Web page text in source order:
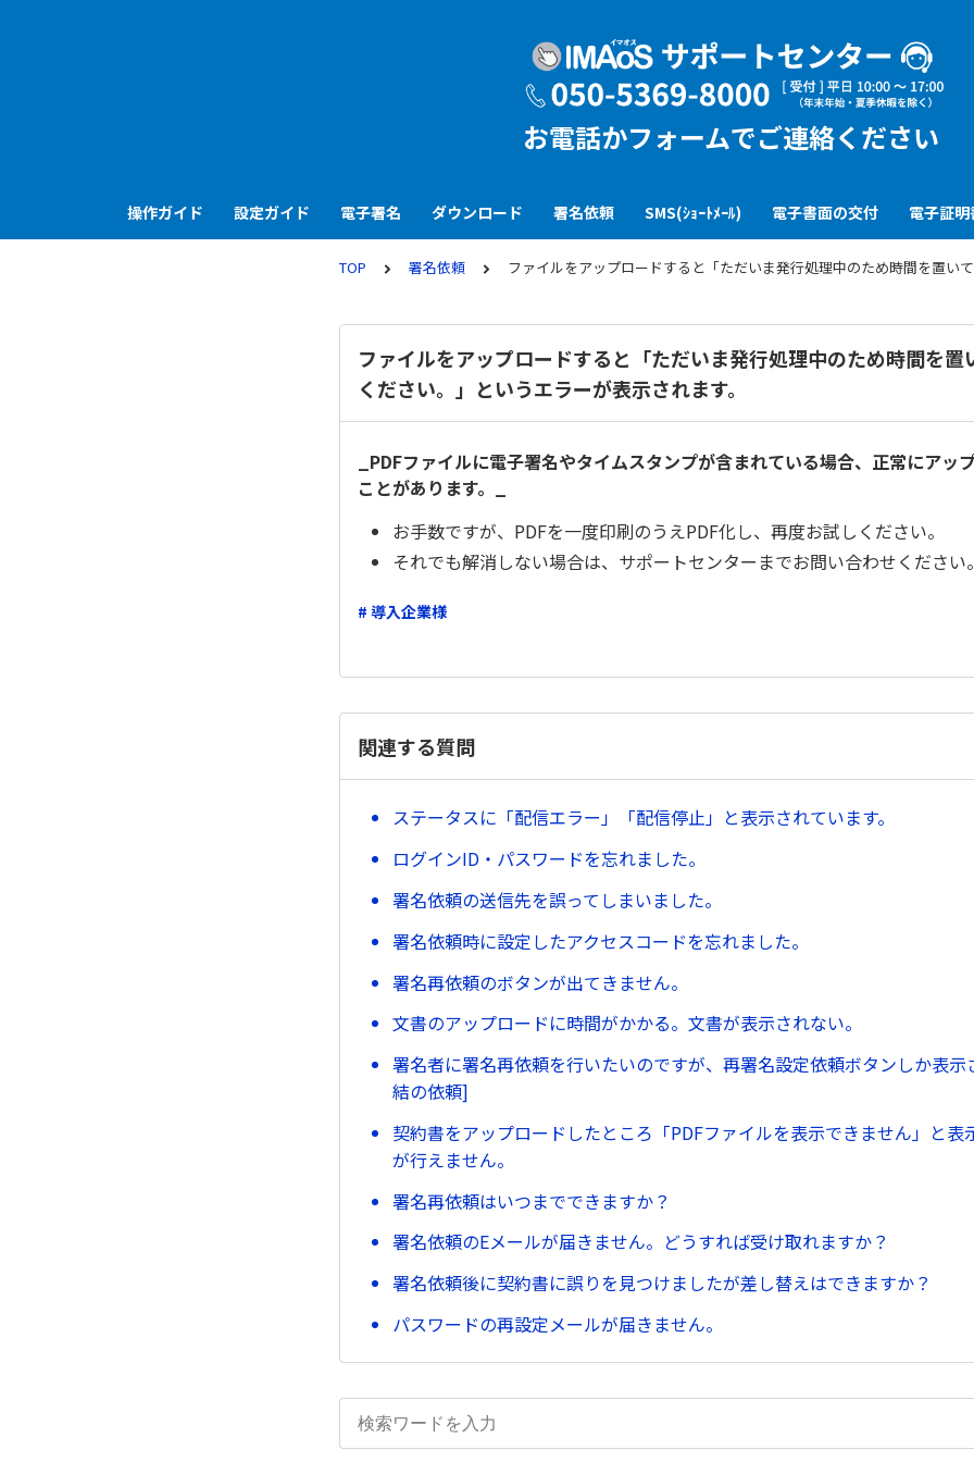
お電話かフォームでご連絡ください
操作ガイド 設定ガイド 電子署名 ダウンロード 署名依頼 SMS(ｼｮｰﾄﾒｰﾙ) 電子書面の交付 電子証明
TOP 署名依頼 ファイルをアップロードすると「ただいま発行処理中のため時間を置い
ファイルをアップロードすると「ただいま発行処理中のため時間を置
ください。」というエラーが表示されます。
_PDFファイルに電子署名やタイムスタンプが含まれている場合、正常にアッ
ことがあります。_
お手数ですが、PDFを一度印刷のうえPDF化し、再度お試しください。
それでも解消しない場合は、サポートセンターまでお問い合わせください
# 導入企業様
関連する質問
ステータスに「配信エラー」「配信停止」と表示されています。
ログインID・パスワードを忘れました。
署名依頼の送信先を誤ってしまいました。
署名依頼時に設定したアクセスコードを忘れました。
署名再依頼のボタンが出てきません。
文書のアップロードに時間がかかる。文書が表示されない。
署名者に署名再依頼を行いたいのですが、再署名設定依頼ボタンしか表
結の依頼]
契約書をアップロードしたところ「PDFファイルを表示できません」と表
が行えません。
署名再依頼はいつまでできますか？
署名依頼のEメールが届きません。どうすれば受け取れますか？
署名依頼後に契約書に誤りを見つけましたが差し替えはできますか？
パスワードの再設定メールが届きません。